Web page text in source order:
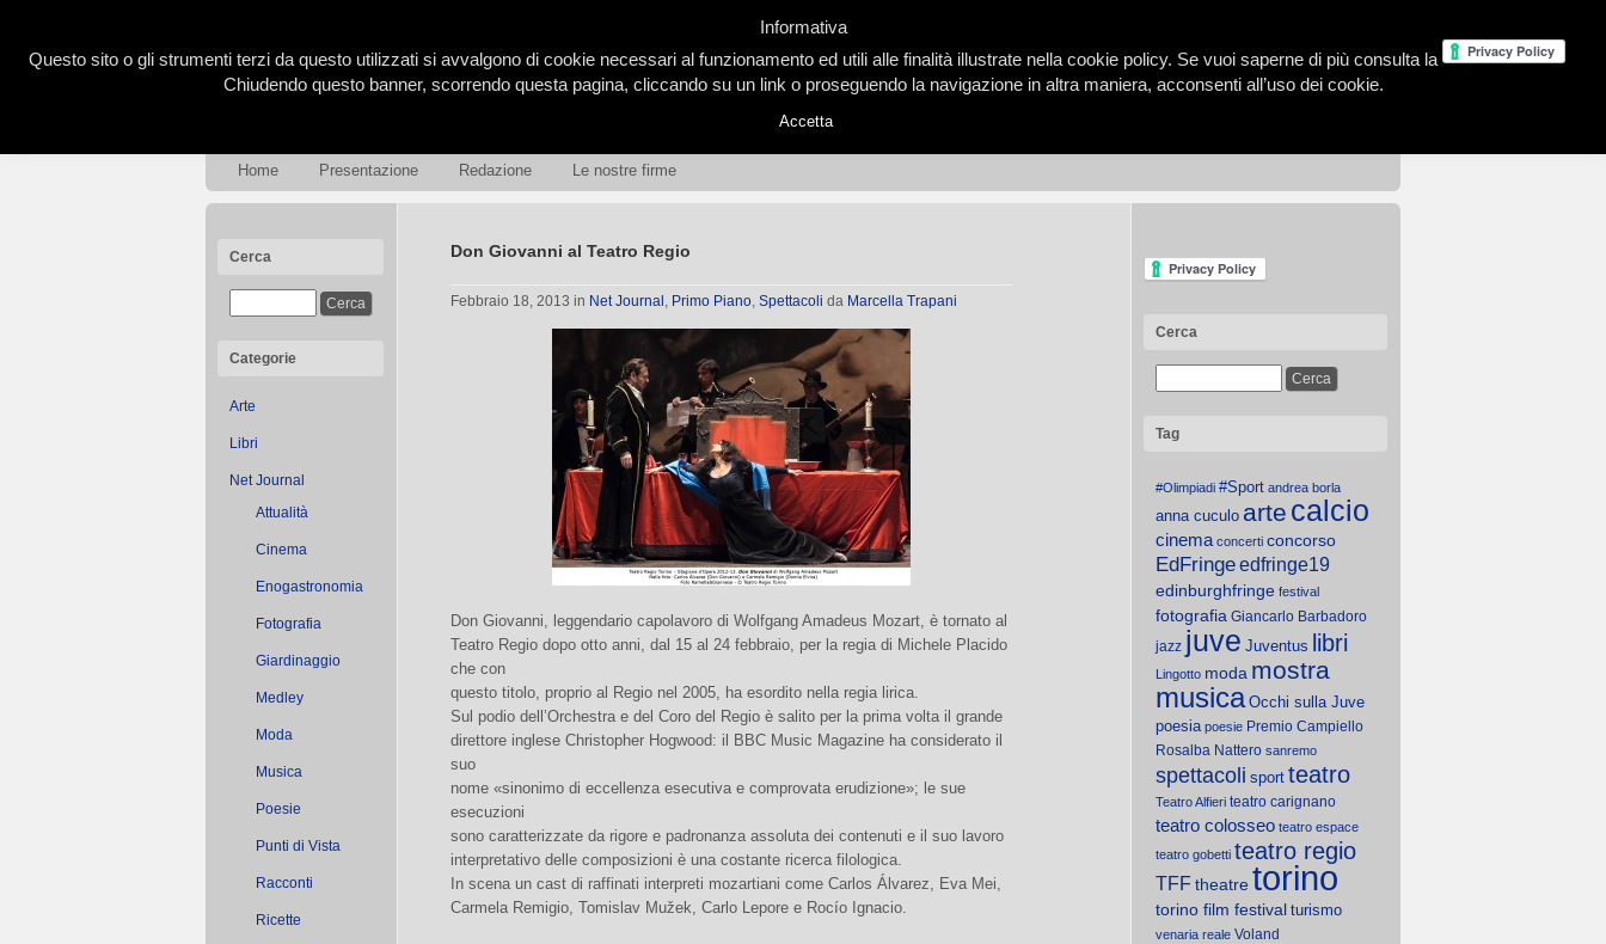
Home Presentazione Redazione Le nostre firme
Cerca
Categorie
Arte
Libri
Net Journal
Attualità
Cinema
Enogastronomia
Fotografia
Giardinaggio
Medley
Moda
Musica
Poesie
Punti di Vista
Racconti
Ricette
Don Giovanni al Teatro Regio
Febbraio 18, 2013 in Net Journal , Primo Piano, Spettacoli da Marcella Trapani
Don Giovanni, leggendario capolavoro di Wolfgang Amadeus Mozart, è tornato al
Teatro Regio dopo otto anni, dal 15 al 24 febbraio, per la regia di Michele Placido
che con
questo titolo, proprio al Regio nel 2005, ha esordito nella regia lirica.
Sul podio dell’Orchestra e del Coro del Regio è salito per la prima volta il grande
direttore inglese Christopher Hogwood: il BBC Music Magazine ha considerato il
suo
nome «sinonimo di eccellenza esecutiva e comprovata erudizione»; le sue
esecuzioni
sono caratterizzate da rigore e padronanza assoluta dei contenuti e il suo lavoro
interpretativo delle composizioni è una costante ricerca filologica.
In scena un cast di raffinati interpreti mozartiani come Carlos Álvarez, Eva Mei,
Carmela Remigio, Tomislav Mužek, Carlo Lepore e Rocío Ignacio.
Cerca
Tag
#Olimpiadi #Sport andrea borla
anna cuculo arte calcio
cinema concerti concorso
EdFringeedfringe19
edinburghfringe festival
fotografia Giancarlo Barbadoro
jazz juve Juventus libri
Lingotto moda mostra
musica Occhi sulla Juve
poesia poesie Premio Campiello
Rosalba Nattero sanremo
spettacoli sport teatro
Teatro Alfieri teatro carignano
teatro colosseo teatro espace
teatro gobetti teatro regio
TFFtheatretorino
torino film festival turismo
venaria reale Voland
Informativa
Questo sito o gli strumenti terzi da questo utilizzati si avvalgono di cookie necessari al funzionamento ed utili alle finalità illustrate nella cookie policy. Se vuoi saperne di più consulta la
Chiudendo questo banner, scorrendo questa pagina, cliccando su un link o proseguendo la navigazione in altra maniera, acconsenti all’uso dei cookie.
Accetta